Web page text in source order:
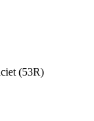
(53R)